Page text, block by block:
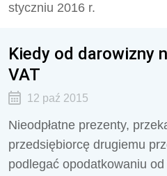
styczniu 2016 r.
Kiedy od darowizny
VAT
12 paź 2015
Nieodpłatne prezenty,
przedsiębiorcę drugiemu
podlegać opodatkowaniu od